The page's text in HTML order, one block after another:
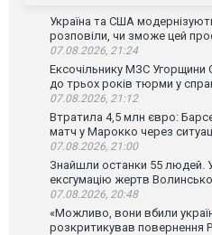
Україна та США
розповіли, чи зможе цей
07.08.2026, 21:24
Ексочільнику МЗС Угорщини
до трьох років тюрми у
07.08.2026, 21:12
Втратила 4,5 млн євро:
матч у Марокко через
07.08.2026, 21:00
Знайшли останки 55 людей.
ексгумацію жертв
07.08.2026, 20:48
«Можливо, вони вбили
розкритикував повернення